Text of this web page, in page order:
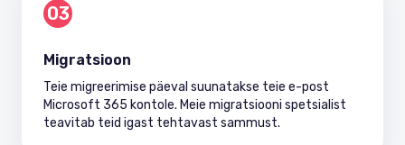
03
Migratsioon
Teie migreerimise päeval suunatakse teie e-post
Microsoft 365 kontole. Meie migratsiooni spetsialist
teavitab teid igast tehtavast sammust.